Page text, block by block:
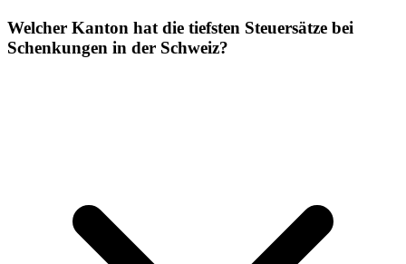
Welcher Kanton hat die tiefsten Steuersätze bei
Schenkungen in der Schweiz?